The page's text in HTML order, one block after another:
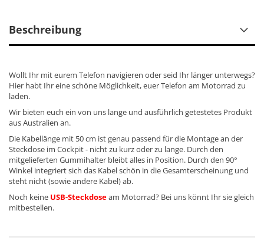
Beschreibung
Wollt Ihr mit eurem Telefon navigieren oder seid Ihr länger unterwegs?
Hier habt Ihr eine schöne Möglichkeit, euer Telefon am Motorrad zu
laden.
Wir bieten euch ein von uns lange und ausführlich getestetes Produkt
aus Australien an.
Die Kabellänge mit 50 cm ist genau passend für die Montage an der
Steckdose im Cockpit - nicht zu kurz oder zu lange. Durch den
mitgelieferten Gummihalter bleibt alles in Position. Durch den 90°
Winkel integriert sich das Kabel schön in die Gesamterscheinung und
steht nicht (sowie andere Kabel) ab.
Noch keine USB-Steckdoseam Motorrad? Bei uns könnt Ihr sie gleich
mitbestellen.